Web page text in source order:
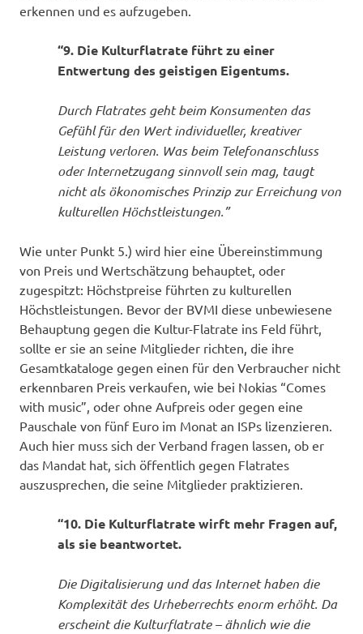
erkennen und es aufzugeben.
“9. Die Kulturflatrate führt zu einer
Entwertung des geistigen Eigentums.
Durch Flatrates geht beim Konsumenten das
Gefühl für den Wert individueller, kreativer
Leistung verloren. Was beim Telefonanschluss
oder Internetzugang sinnvoll sein mag, taugt
nicht als ökonomisches Prinzip zur Erreichung von
kulturellen Höchstleistungen.”
Wie unter Punkt 5.) wird hier eine Übereinstimmung
von Preis und Wertschätzung behauptet, oder
zugespitzt: Höchstpreise führten zu kulturellen
Höchstleistungen. Bevor der BVMI diese unbewiesene
Behauptung gegen die Kultur-Flatrate ins Feld führt,
sollte er sie an seine Mitglieder richten, die ihre
Gesamtkataloge gegen einen für den Verbraucher nicht
erkennbaren Preis verkaufen, wie bei Nokias “Comes
with music”, oder ohne Aufpreis oder gegen eine
Pauschale von fünf Euro im Monat an ISPs lizenzieren.
Auch hier muss sich der Verband fragen lassen, ob er
das Mandat hat, sich öffentlich gegen Flatrates
auszusprechen, die seine Mitglieder praktizieren.
“10. Die Kulturflatrate wirft mehr Fragen auf,
als sie beantwortet.
Die Digitalisierung und das Internet haben die
Komplexität des Urheberrechts enorm erhöht. Da
erscheint die Kulturflatrate – ähnlich wie die